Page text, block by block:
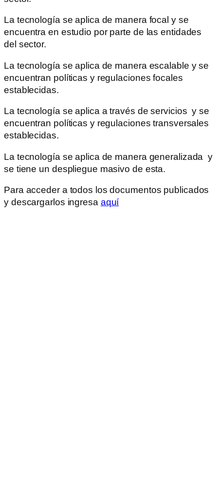
La tecnología se aplica de manera focal y se
encuentra en estudio por parte de las entidades
del sector.
La tecnología se aplica de manera escalable y se
encuentran políticas y regulaciones focales
establecidas.
La tecnología se aplica a través de servicios y se
encuentran políticas y regulaciones transversales
establecidas.
La tecnología se aplica de manera generalizada y
se tiene un despliegue masivo de esta.
Para acceder a todos los documentos publicados
y descargarlos ingresa aquí